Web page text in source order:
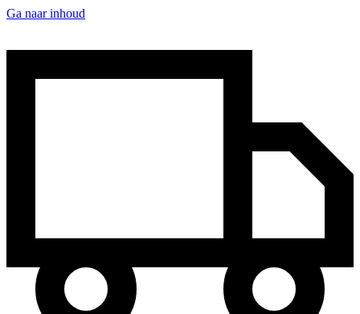
Ga naar inhoud